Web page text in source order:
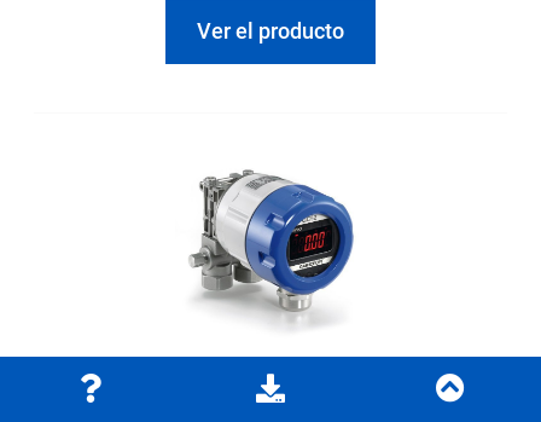
Ver el producto
GC52 Transmisor de presión diferencial